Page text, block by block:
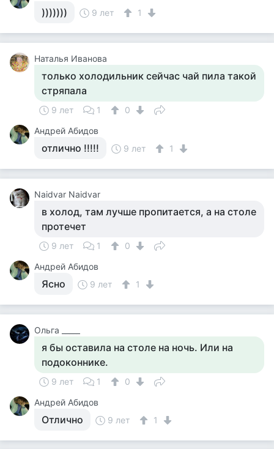
))))))) 9 лет 1
Наталья Иванова
только холодильник сейчас чай пила такой
стряпала
9 лет 1
0
Андрей Абидов
отлично !!!!! 9 лет 1
Naidvar Naidvar
в холод, там лучше пропитается, а на столе
протечет
9 лет 1
0
Андрей Абидов
Ясно 9 лет 1
Ольга _____
я бы оставила на столе на ночь. Или на
подоконнике.
9 лет 1
0
Андрей Абидов
Отлично 9 лет 1